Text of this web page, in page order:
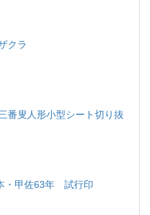
クラ
番叟人形小型シート切り抜
・甲佐63年 試行印